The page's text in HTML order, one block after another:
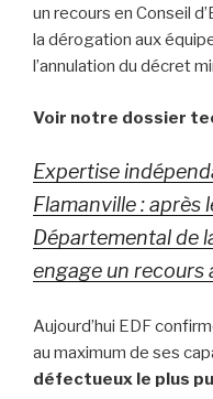
un recours en Conseil
la dérogation aux
l’annulation du décret
Voir notre dossier
Expertise
Flamanville : après
Départemental de
engage un
Aujourd’hui EDF
au maximum de ses
défectueux le plus